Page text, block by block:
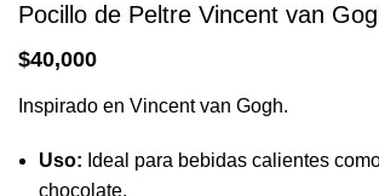
Pocillo de Peltre Vincent van
$40,000
Inspirado en Vincent van Gogh.
Uso: Ideal para bebidas calientes
chocolate.